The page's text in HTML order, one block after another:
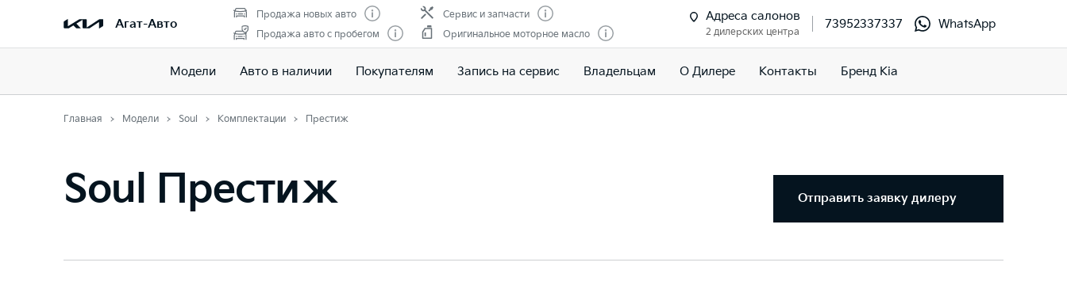
Агат-Авто
Продажа новых авто
Продажа авто с пробегом
Сервис и запчасти
Оригинальное моторное масло
Адреса салонов
2 дилерских центра
73952337337 WhatsApp
Модели Авто в наличии Покупателям Запись на сервис Владельцам О Дилере Контакты Бренд Kia
Главная Модели Soul Комплектации Престиж
Soul Престиж Отправить заявку дилеру